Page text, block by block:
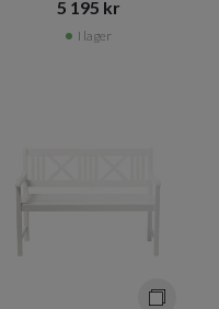
5 195 kr​​
I lager